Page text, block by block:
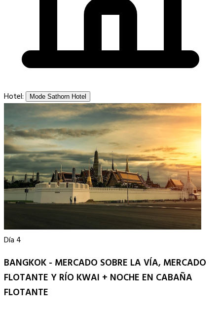
Hotel: Mode Sathorn Hotel
Día 4
BANGKOK - MERCADO SOBRE LA VÍA, MERCADO
FLOTANTE Y RÍO KWAI + NOCHE EN CABAÑA
FLOTANTE